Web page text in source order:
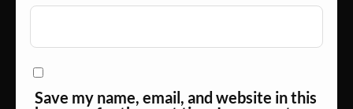
Save my name, email, and website in this